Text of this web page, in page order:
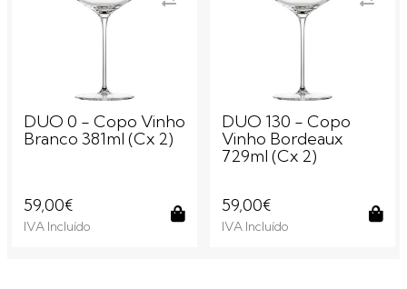
DUO 0 - Copo Vinho
Branco 381ml (Cx 2)
59,00€
IVA Incluído Comprar
DUO 130 - Copo
Vinho Bordeaux
729ml (Cx 2)
59,00€
IVA Incluído